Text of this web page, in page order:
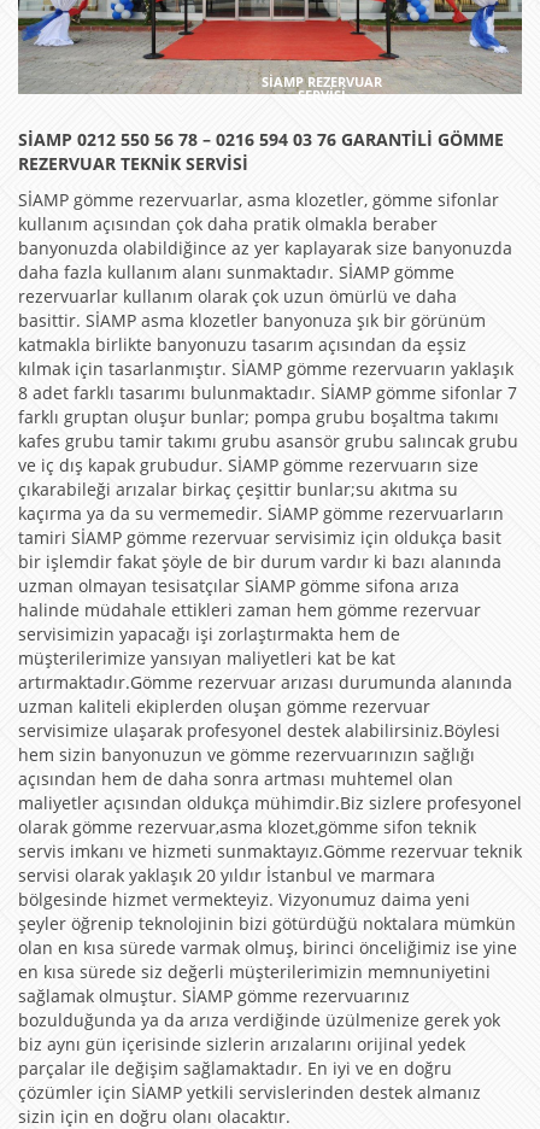
SİAMP REZERVUAR
SERVİSİ
SİAMP 0212 550 56 78 – 0216 594 03 76 GARANTİLİ GÖMME
REZERVUAR TEKNİK SERVİSİ
SİAMP gömme rezervuarlar, asma klozetler, gömme sifonlar
kullanım açısından çok daha pratik olmakla beraber
banyonuzda olabildiğince az yer kaplayarak size banyonuzda
daha fazla kullanım alanı sunmaktadır. SİAMP gömme
rezervuarlar kullanım olarak çok uzun ömürlü ve daha
basittir. SİAMP asma klozetler banyonuza şık bir görünüm
katmakla birlikte banyonuzu tasarım açısından da eşsiz
kılmak için tasarlanmıştır. SİAMP gömme rezervuarın yaklaşık
8 adet farklı tasarımı bulunmaktadır. SİAMP gömme sifonlar 7
farklı gruptan oluşur bunlar; pompa grubu boşaltma takımı
kafes grubu tamir takımı grubu asansör grubu salıncak grubu
ve iç dış kapak grubudur. SİAMP gömme rezervuarın size
çıkarabileği arızalar birkaç çeşittir bunlar;su akıtma su
kaçırma ya da su vermemedir. SİAMP gömme rezervuarların
tamiri SİAMP gömme rezervuar servisimiz için oldukça basit
bir işlemdir fakat şöyle de bir durum vardır ki bazı alanında
uzman olmayan tesisatçılar SİAMP gömme sifona arıza
halinde müdahale ettikleri zaman hem gömme rezervuar
servisimizin yapacağı işi zorlaştırmakta hem de
müşterilerimize yansıyan maliyetleri kat be kat
artırmaktadır.Gömme rezervuar arızası durumunda alanında
uzman kaliteli ekiplerden oluşan gömme rezervuar
servisimize ulaşarak profesyonel destek alabilirsiniz.Böylesi
hem sizin banyonuzun ve gömme rezervuarınızın sağlığı
açısından hem de daha sonra artması muhtemel olan
maliyetler açısından oldukça mühimdir.Biz sizlere profesyonel
olarak gömme rezervuar,asma klozet,gömme sifon teknik
servis imkanı ve hizmeti sunmaktayız.Gömme rezervuar teknik
servisi olarak yaklaşık 20 yıldır İstanbul ve marmara
bölgesinde hizmet vermekteyiz. Vizyonumuz daima yeni
şeyler öğrenip teknolojinin bizi götürdüğü noktalara mümkün
olan en kısa sürede varmak olmuş, birinci önceliğimiz ise yine
en kısa sürede siz değerli müşterilerimizin memnuniyetini
sağlamak olmuştur. SİAMP gömme rezervuarınız
bozulduğunda ya da arıza verdiğinde üzülmenize gerek yok
biz aynı gün içerisinde sizlerin arızalarını orijinal yedek
parçalar ile değişim sağlamaktadır. En iyi ve en doğru
çözümler için SİAMP yetkili servislerinden destek almanız
sizin için en doğru olanı olacaktır.